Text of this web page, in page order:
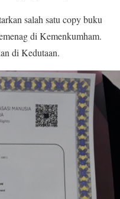
salah satu copy buku
di Kemenkumham.
di Kedutaan.